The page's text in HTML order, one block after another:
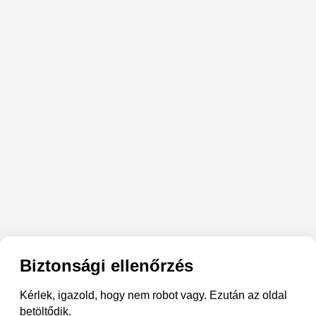
Biztonsági ellenőrzés
Kérlek, igazold, hogy nem robot vagy. Ezután az oldal
betöltődik.